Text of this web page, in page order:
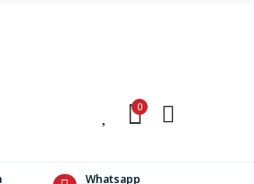
0
Whatsapp